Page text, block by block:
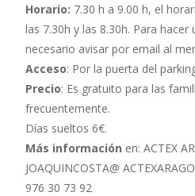
Horario: 7.30 h a 9.00 h, el
las 7.30h y las 8.30h. Para
necesario avisar por email al
Acceso: Por la puerta del
Precio: Es gratuito para las
frecuentemente.
Días sueltos 6€.
Más información en: ACTEX
JOAQUINCOSTA@
976 30 73 92